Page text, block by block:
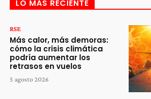
LO MÁS RECIENTE
RSE
Más calor, más demoras:
cómo la crisis climática
podría aumentar los
retrasos en vuelos
5 agosto 2026